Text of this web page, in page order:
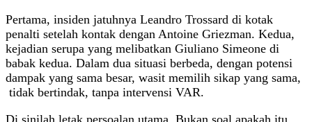
Pertama, insiden jatuhnya Leandro Trossard di kotak
penalti setelah kontak dengan Antoine Griezman. Kedua,
kejadian serupa yang melibatkan Giuliano Simeone di
babak kedua. Dalam dua situasi berbeda, dengan potensi
dampak yang sama besar, wasit memilih sikap yang sama,
tidak bertindak, tanpa intervensi VAR.
Di sinilah letak persoalan utama. Bukan soal apakah itu